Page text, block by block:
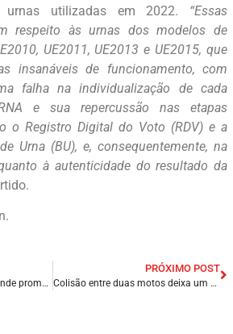
urnas utilizadas em 2022. “Essas
respeito às urnas dos modelos de
UE2011, UE2013 e UE2015, que
insanáveis de funcionamento, com
falha na individualização de cada
e sua repercussão nas etapas
o Registro Digital do Voto (RDV) e a
Urna (BU), e, consequentemente, na
à autenticidade do resultado da
Lojas Noroeste, realiza grande promoção BLACK FRIDAY em Presidente Dutra/MA.
PRÓXIMO POST
Colisão entre duas motos deixa um homem morto e um jovem ferido na cidade de Cocal/PI.